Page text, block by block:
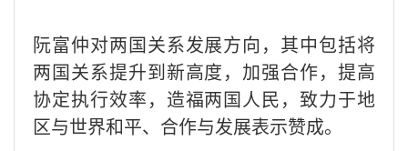
阮富仲对两国关系发展方向，其中包括将
两国关系提升到新高度，加强合作，提高
协定执行效率，造福两国人民，致力于地
区与世界和平、合作与发展表示赞成。